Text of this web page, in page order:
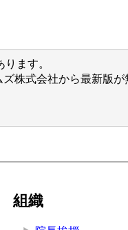
ます。
株式会社から最新版が
組織